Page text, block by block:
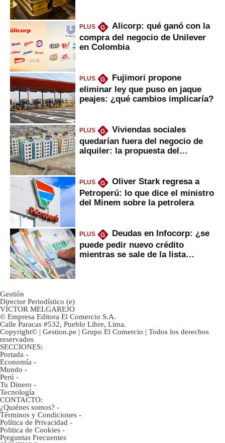
PLUS G
Alicorp: qué ganó con la
compra del negocio de Unilever
en Colombia
PLUS G
Fujimori propone
eliminar ley que puso en jaque
peajes: ¿qué cambios implicaría?
PLUS G
Viviendas sociales
quedarían fuera del negocio de
alquiler: la propuesta del
PLUS G
Oliver Stark regresa a
Petroperú: lo que dice el ministro
del Minem sobre la petrolera
PLUS G
Deudas en Infocorp: ¿se
puede pedir nuevo crédito
mientras se sale de la lista
Gestión
Director Periodístico (e)
VÍCTOR MELGAREJO
© Empresa Editora El Comercio S.A.
Calle Paracas #532, Pueblo Libre, Lima.
Copyright© | Gestion.pe | Grupo El Comercio | Todos los derechos
reservados
SECCIONES:
Portada -
Economía -
Mundo -
Perú -
Tu Dinero -
Tecnología
CONTACTO:
¿Quiénes somos? -
Términos y Condiciones -
Política de Privacidad -
Politica de Cookies -
Preguntas Frecuentes